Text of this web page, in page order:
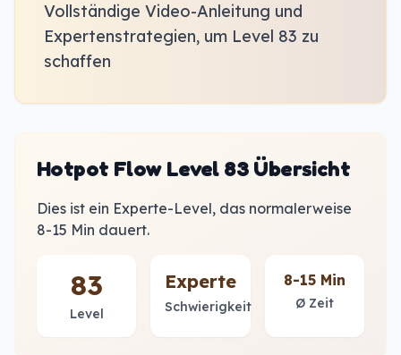
Vollständige Video-Anleitung und
Expertenstrategien, um Level 83 zu
schaffen
Hotpot Flow Level 83 Übersicht
Dies ist ein Experte-Level, das normalerweise
8-15 Min dauert.
83
Level
Experte
Schwierigkeit
8-15 Min
Ø Zeit